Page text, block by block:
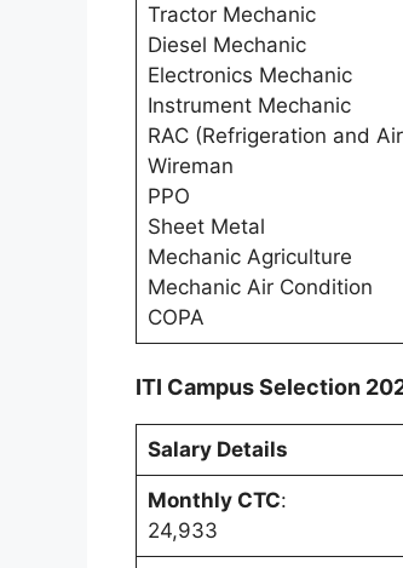
Tractor Mechanic
Diesel Mechanic
Electronics Mechanic
Instrument Mechanic
RAC (Refrigeration and
Wireman
PPO
Sheet Metal
Mechanic Agriculture
Mechanic Air Condition
COPA
ITI Campus Selection
Salary Details
Monthly CTC:
24,933